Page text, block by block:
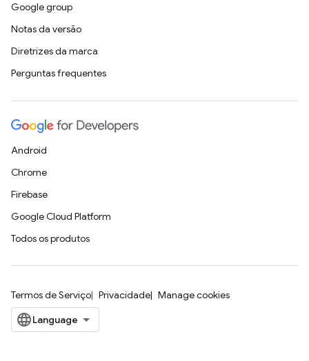
Google group
Notas da versão
Diretrizes da marca
Perguntas frequentes
Android
Chrome
Firebase
Google Cloud Platform
Todos os produtos
Termos de Serviço Privacidade Manage cookies